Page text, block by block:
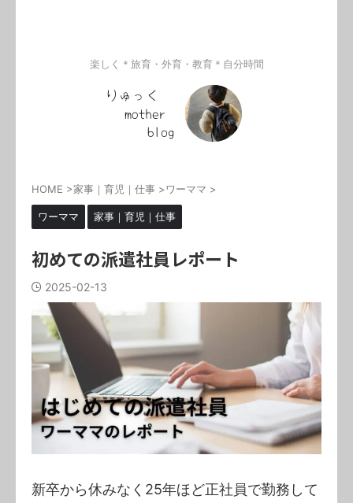
楽しく＊旅育・外育・教育＊自分時間
HOME >家事｜育児｜仕事 >ワーママ >
ワーママ 家事｜育児｜仕事
初めての派遣社員レポート
2025-02-13
新卒から休みなく25年ほど正社員で勤務して